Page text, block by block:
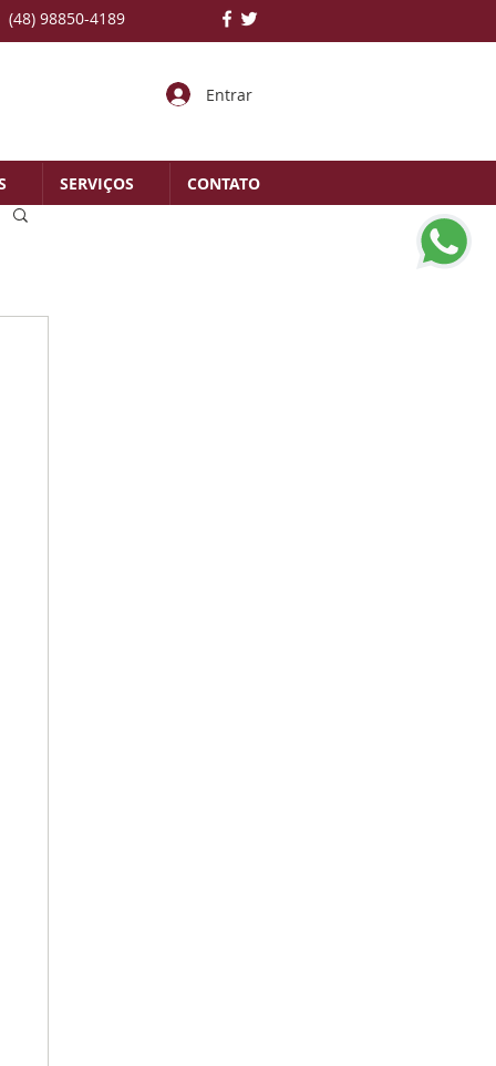
(48) 98850-4189
Entrar
SERVIÇOS CONTATO